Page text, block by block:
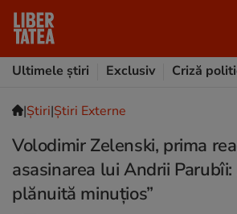
Ultimele știri
Exclusiv Criză
|Ştiri|Știri Externe
Volodimir Zelenski, prima
asasinarea lui Andrii Parubîi:
plănuită minuțios”